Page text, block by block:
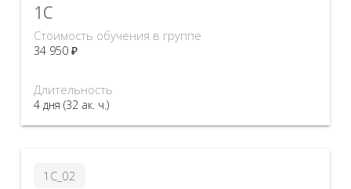
1C
Стоимость обучения в группе
34 950 ₽
Длительность
4 дня (32 ак. ч.)
1С_02